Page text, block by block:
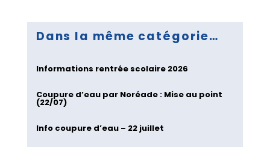
Dans la même catégorie…
Informations rentrée scolaire 2026
Coupure d’eau par Noréade : Mise au point
(22/07)
Info coupure d’eau – 22 juillet